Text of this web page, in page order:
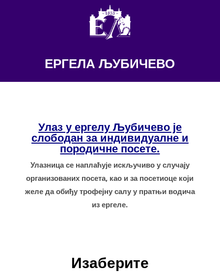
ЕРГЕЛА ЉУБИЧЕВО
Улаз у ергелу Љубичево је
слободан за индивидуалне и
породичне посете.
Улазница се наплаћује искључиво у случају
организованих посета, као и за посетиоце који
желе да обиђу трофејну салу у пратњи водича
из ергеле.
Изаберите